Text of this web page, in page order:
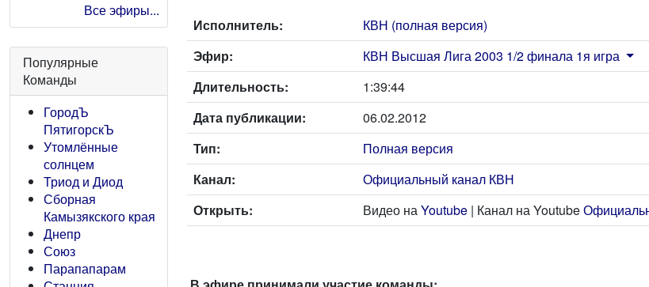
Все эфиры...
Популярные
Команды
ГородЪ
ПятигорскЪ
Утомлённые
солнцем
Триод и Диод
Сборная
Камызякского края
Днепр
Союз
Парапапарам
Исполнитель:
КВН (полная версия)
Эфир:
КВН Высшая Лига 2003 1/2 финала 1я игра
Длительность:
1:39:44
Дата публикации:
06.02.2012
Тип:
Полная версия
Канал:
Официальный канал КВН
Открыть:
Видео наYoutube | Канал на Youtube